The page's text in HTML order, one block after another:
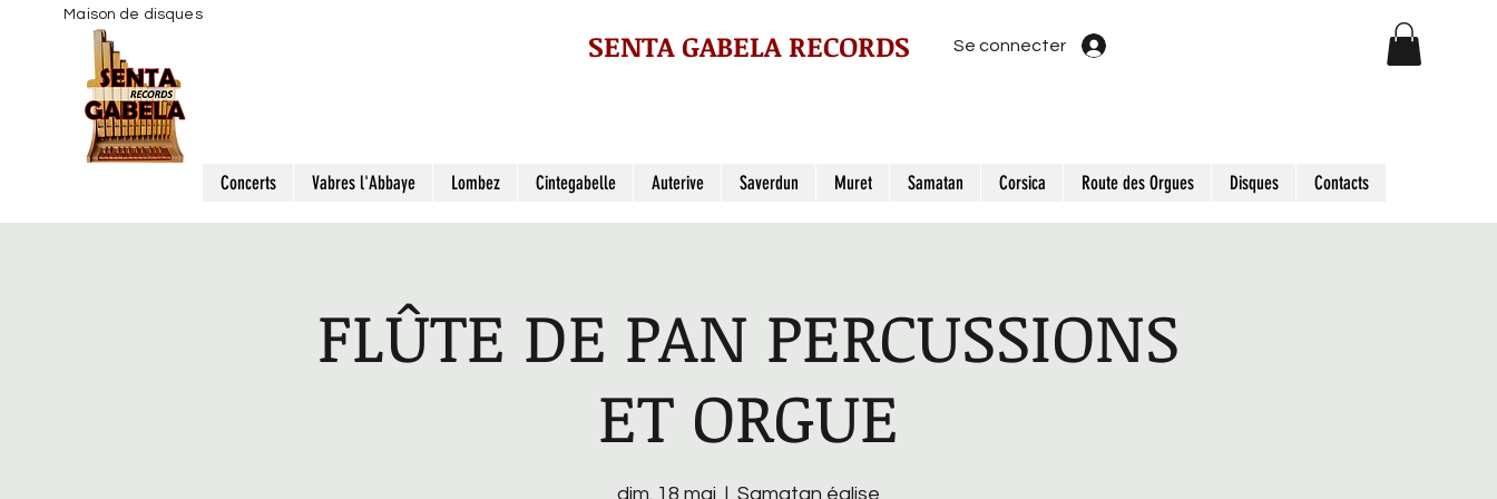
Maison de disques
SENTA GABELA RECORDS Se connecter
Concerts Vabres l'Abbaye Lombez Cintegabelle Auterive Saverdun Muret Samatan Corsica Route des Orgues Disques Contacts
FLÛTE DE PAN PERCUSSIONS
ET ORGUE
dim. 18 mai
  |
Samatan église